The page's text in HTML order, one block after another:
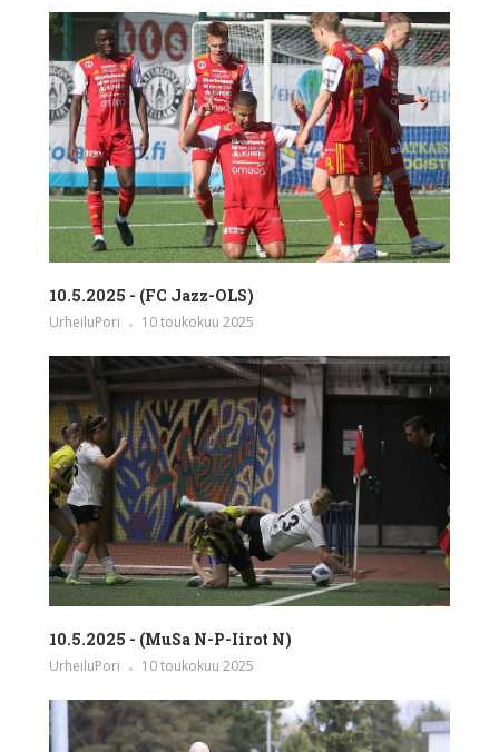
10.5.2025 - (FC Jazz-OLS)
UrheiluPori 10 toukokuu 2025
10.5.2025 - (MuSa N-P-Iirot N)
UrheiluPori 10 toukokuu 2025